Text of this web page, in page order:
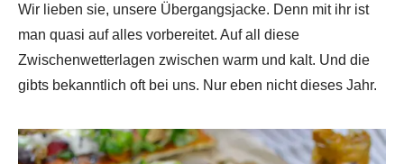
Wir lieben sie, unsere Übergangsjacke. Denn mit ihr ist
man quasi auf alles vorbereitet. Auf all diese
Zwischenwetterlagen zwischen warm und kalt. Und die
gibts bekanntlich oft bei uns. Nur eben nicht dieses Jahr.